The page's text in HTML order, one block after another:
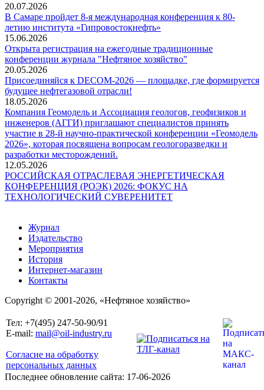
20.07.2026
В Самаре пройдет 8-я международная конференция к 80-
летию института «Гипровостокнефть»
15.06.2026
Открыта регистрация на ежегодные традиционные
конференции журнала "Нефтяное хозяйство"
20.05.2026
Присоединяйся к DECOM-2026 — площадке, где формируется
будущее нефтегазовой отрасли!
18.05.2026
Компания Геомодель и Ассоциация геологов, геофизиков и
инженеров (АГГИ) приглашают специалистов принять
участие в 28-й научно-практической конференции «Геомодель
2026», которая посвящена вопросам геологоразведки и
разработки месторождений.
12.05.2026
РОССИЙСКАЯ ОТРАСЛЕВАЯ ЭНЕРГЕТИЧЕСКАЯ
КОНФЕРЕНЦИЯ (РОЭК) 2026: ФОКУС НА
ТЕХНОЛОГИЧЕСКИЙ СУВЕРЕНИТЕТ
Журнал
Издательство
Мероприятия
История
Интернет-магазин
Контакты
Copyright © 2001-2026, «Нефтяное хозяйство»
Тел: +7(495) 247-50-90/91
E-mail: mail@oil-industry.ru
Согласие на обработку
персональных данных
Последнее обновление сайта: 17-06-2026